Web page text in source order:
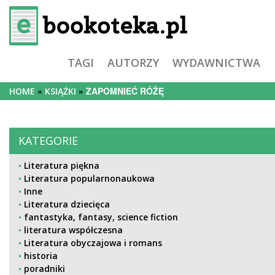
TAGI AUTORZY WYDAWNICTWA
HOME KSIĄŻKI ZAPOMNIEĆ RÓŻĘ
KATEGORIE
Literatura piękna
Literatura popularnonaukowa
Inne
Literatura dziecięca
fantastyka, fantasy, science fiction
literatura współczesna
Literatura obyczajowa i romans
historia
poradniki